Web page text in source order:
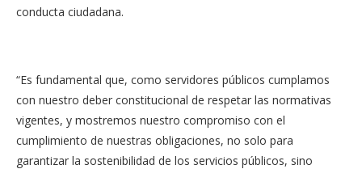
conducta ciudadana.
“Es fundamental que, como servidores públicos cumplamos
con nuestro deber constitucional de respetar las normativas
vigentes, y mostremos nuestro compromiso con el
cumplimiento de nuestras obligaciones, no solo para
garantizar la sostenibilidad de los servicios públicos, sino